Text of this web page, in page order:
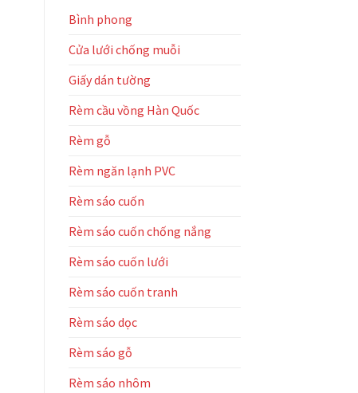
Bình phong
Cửa lưới chống muỗi
Giấy dán tường
Rèm cầu vồng Hàn Quốc
Rèm gỗ
Rèm ngăn lạnh PVC
Rèm sáo cuốn
Rèm sáo cuốn chống nắng
Rèm sáo cuốn lưới
Rèm sáo cuốn tranh
Rèm sáo dọc
Rèm sáo gỗ
Rèm sáo nhôm